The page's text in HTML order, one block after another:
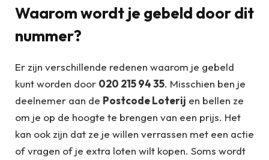
Waarom wordt je gebeld door dit
nummer?
Er zijn verschillende redenen waarom je gebeld
kunt worden door 020 215 94 35. Misschien ben je
deelnemer aan de Postcode Loterij en bellen ze
om je op de hoogte te brengen van een prijs. Het
kan ook zijn dat ze je willen verrassen met een actie
of vragen of je extra loten wilt kopen. Soms wordt